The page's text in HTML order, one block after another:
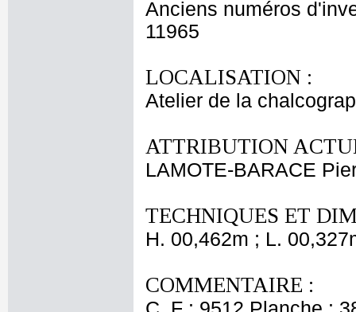
Anciens numéros
11965
LOCALISATION :
Atelier de la
ATTRIBUTION
LAMOTE-BARACE
TECHNIQUES ET
H. 00,462m ; L.
COMMENTAIRE :